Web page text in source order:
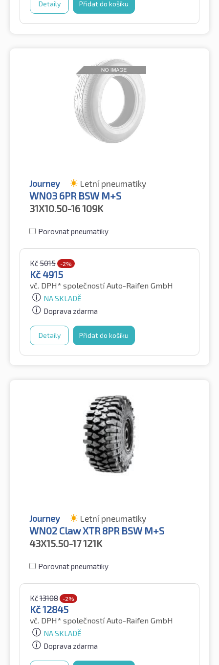
Detaily Přidat do košíku
Journey Letní pneumatiky
WN03 6PR BSW M+S
31X10.50-16109K
Porovnat pneumatiky
Kč5015 -2%
Kč4915
vč. DPH* společností Auto-Raifen GmbH
NA SKLADĚ
Doprava zdarma
Detaily Přidat do košíku
Journey Letní pneumatiky
WN02 Claw XTR 8PR BSW M+S
43X15.50-17121K
Porovnat pneumatiky
Kč13108 -2%
Kč12845
vč. DPH* společností Auto-Raifen GmbH
NA SKLADĚ
Doprava zdarma